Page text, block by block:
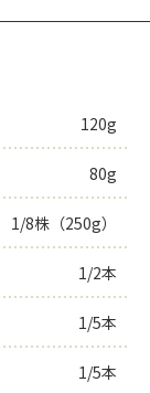
120g
80g
1/8株（250g）
1/2本
1/5本
1/5本